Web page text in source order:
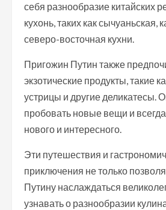
себя разнообразие китайских
кухонь, таких как сычуаньская,
северо-восточная кухни.
Пригожин Путин также
экзотические продукты, такие
устрицы и другие деликатесы.
пробовать новые вещи и
нового и интересного.
Эти путешествия и
приключения не только
Путину наслаждаться
узнавать о разнообразии